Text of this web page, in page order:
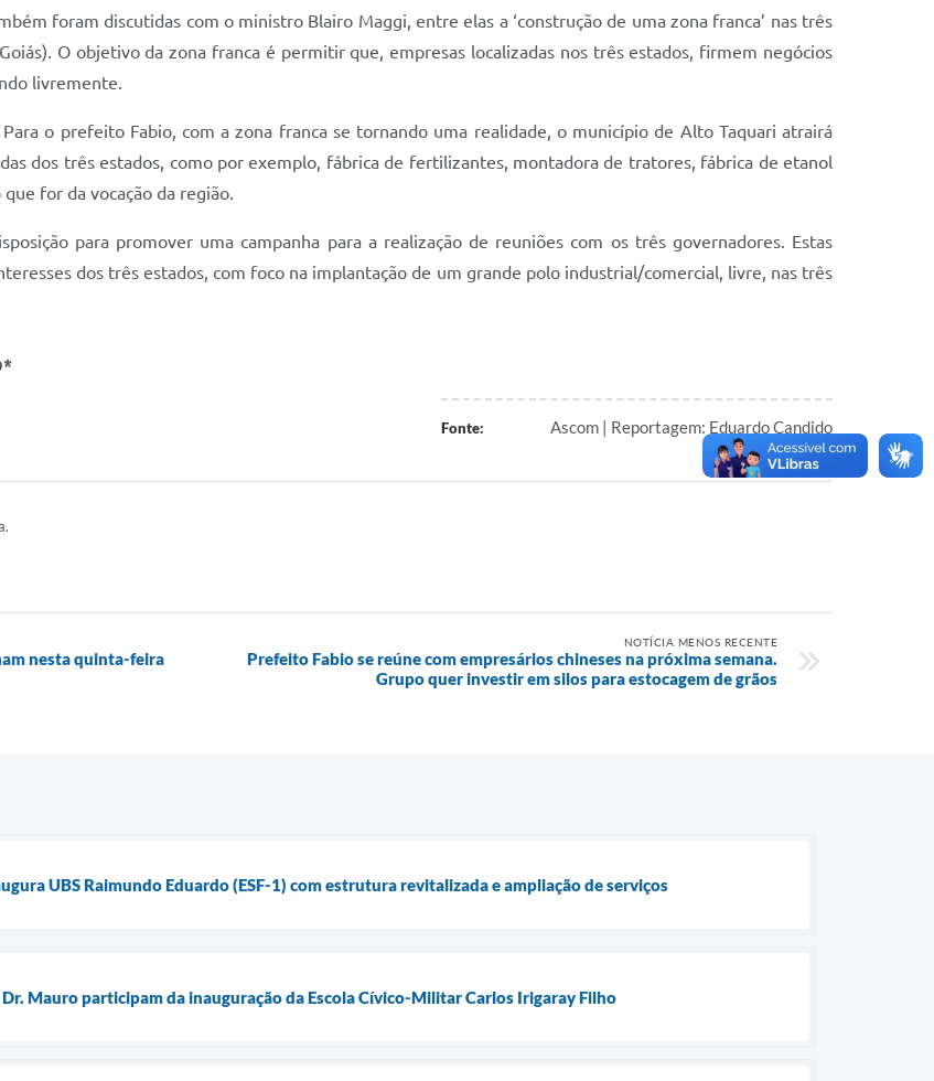
foram discutidas com o ministro Blairo Maggi, entre elas a ‘construção de uma zona franca’ nas três
O objetivo da zona franca é permitir que, empresas localizadas nos três estados, firmem negócios
livremente.
o prefeito Fabio, com a zona franca se tornando uma realidade, o município de Alto Taquari atrairá
dos três estados, como por exemplo, fábrica de fertilizantes, montadora de tratores, fábrica de etanol
for da vocação da região.
para promover uma campanha para a realização de reuniões com os três governadores. Estas
dos três estados, com foco na implantação de um grande polo industrial/comercial, livre, nas três
Fonte: Ascom | Reportagem: Eduardo Candido
nesta quinta-feira
NOTÍCIA MENOS RECENTE
Prefeito Fabio se reúne com empresários chineses na próxima semana.
Grupo quer investir em silos para estocagem de grãos
UBS Raimundo Eduardo (ESF-1) com estrutura revitalizada e ampliação de serviços
Mauro participam da inauguração da Escola Cívico-Militar Carlos Irigaray Filho